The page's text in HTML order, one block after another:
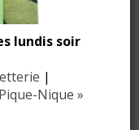
lundis soir
|
Nique »